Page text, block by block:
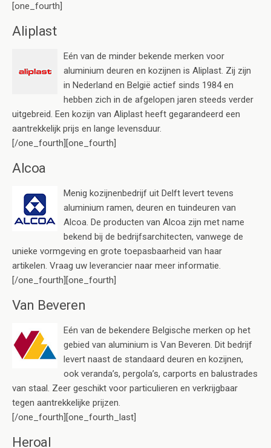
[one_fourth]
Aliplast
Eén van de minder bekende merken voor
aluminium deuren en kozijnen is Aliplast. Zij zijn
in Nederland en België actief sinds 1984 en
hebben zich in de afgelopen jaren steeds verder
uitgebreid. Een kozijn van Aliplast heeft gegarandeerd een
aantrekkelijk prijs en lange levensduur.
[/one_fourth][one_fourth]
Alcoa
Menig kozijnenbedrijf uit Delft levert tevens
aluminium ramen, deuren en tuindeuren van
Alcoa. De producten van Alcoa zijn met name
bekend bij de bedrijfsarchitecten, vanwege de
unieke vormgeving en grote toepasbaarheid van haar
artikelen. Vraag uw leverancier naar meer informatie.
[/one_fourth][one_fourth]
Van Beveren
Eén van de bekendere Belgische merken op het
gebied van aluminium is Van Beveren. Dit bedrijf
levert naast de standaard deuren en kozijnen,
ook veranda’s, pergola’s, carports en balustrades
van staal. Zeer geschikt voor particulieren en verkrijgbaar
tegen aantrekkelijke prijzen.
[/one_fourth][one_fourth_last]
Heroal